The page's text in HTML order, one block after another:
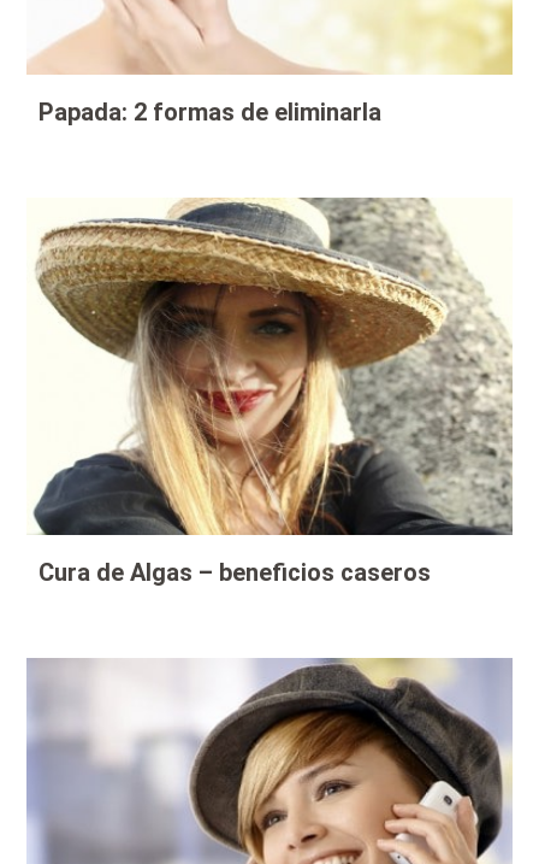
Papada: 2 formas de eliminarla
Cura de Algas – beneficios caseros